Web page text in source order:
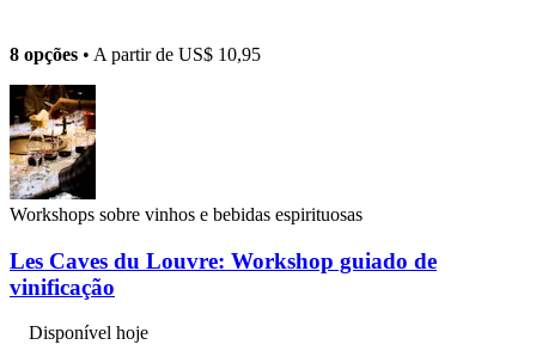
8 opções • A partir de US$ 10,95
Workshops sobre vinhos e bebidas espirituosas
Les Caves du Louvre: Workshop guiado de
vinificação
Disponível hoje